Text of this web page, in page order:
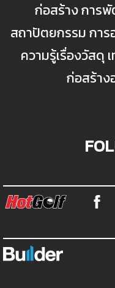
ก่อสร้าง การ
สถาปัตยกรรม กา
ความรู้เรื่องวัสดุ
ก่อสร้าง